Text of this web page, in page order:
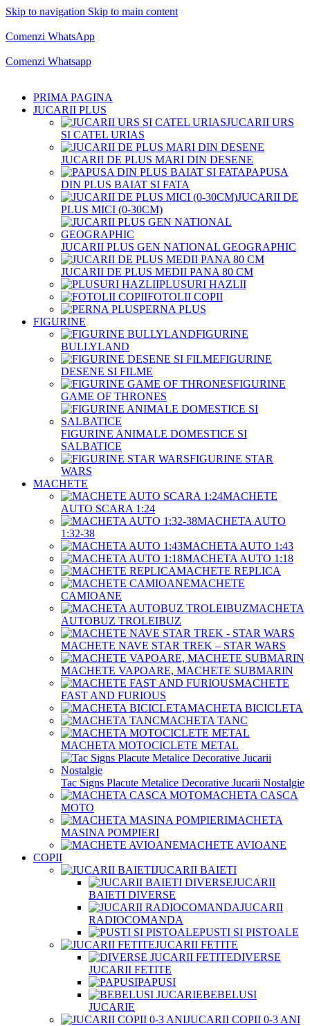
Skip to navigation Skip to main content
Comenzi WhatsApp
Comenzi Whatsapp
PRIMA PAGINA
JUCARII PLUS
JUCARII URS
SI CATEL URIAS
JUCARII DE PLUS MARI DIN DESENE
PAPUSA
DIN PLUS BAIAT SI FATA
JUCARII DE
PLUS MICI (0-30CM)
JUCARII PLUS GEN NATIONAL GEOGRAPHIC
JUCARII DE PLUS MEDII PANA 80 CM
PLUSURI HAZLII
FOTOLII COPII
PERNA PLUS
FIGURINE
FIGURINE
BULLYLAND
FIGURINE
DESENE SI FILME
FIGURINE
GAME OF THRONES
FIGURINE ANIMALE DOMESTICE SI
SALBATICE
FIGURINE STAR
WARS
MACHETE
MACHETE
AUTO SCARA 1:24
MACHETA AUTO
1:32-38
MACHETA AUTO 1:43
MACHETA AUTO 1:18
MACHETE REPLICA
MACHETE
CAMIOANE
MACHETA
AUTOBUZ TROLEIBUZ
MACHETE NAVE STAR TREK – STAR WARS
MACHETE VAPOARE, MACHETE SUBMARIN
MACHETE
FAST AND FURIOUS
MACHETA BICICLETA
MACHETA TANC
MACHETA MOTOCICLETE METAL
Tac Signs Placute Metalice Decorative Jucarii Nostalgie
MACHETA CASCA
MOTO
MACHETA
MASINA POMPIERI
MACHETE AVIOANE
COPII
JUCARII BAIETI
JUCARII
BAIETI DIVERSE
JUCARII
RADIOCOMANDA
PUSTI SI PISTOALE
JUCARII FETITE
DIVERSE
JUCARII FETITE
PAPUSI
BEBELUSI
JUCARIE
JUCARII COPII 0-3 ANI